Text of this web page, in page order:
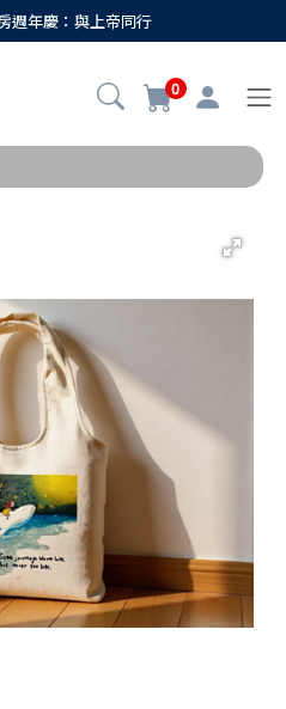
週年慶：與上帝同行
0